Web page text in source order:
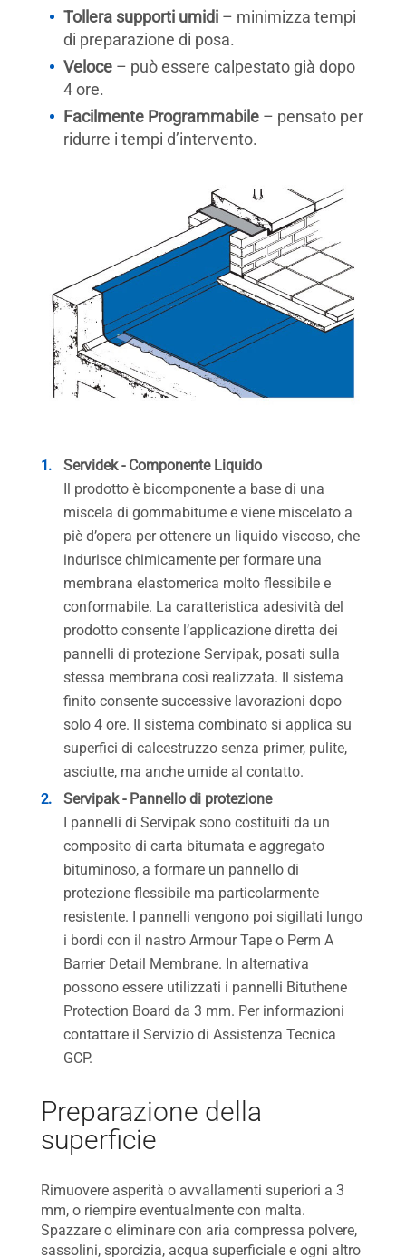
Tollera supporti umidi – minimizza tempi
di preparazione di posa.
Veloce – può essere calpestato già dopo
4 ore.
Facilmente Programmabile – pensato per
ridurre i tempi d’intervento.
Servidek - Componente Liquido
Il prodotto è bicomponente a base di una
miscela di gommabitume e viene miscelato a
piè d’opera per ottenere un liquido viscoso, che
indurisce chimicamente per formare una
membrana elastomerica molto flessibile e
conformabile. La caratteristica adesività del
prodotto consente l’applicazione diretta dei
pannelli di protezione Servipak, posati sulla
stessa membrana così realizzata. Il sistema
finito consente successive lavorazioni dopo
solo 4 ore. Il sistema combinato si applica su
superfici di calcestruzzo senza primer, pulite,
asciutte, ma anche umide al contatto.
Servipak - Pannello di protezione
I pannelli di Servipak sono costituiti da un
composito di carta bitumata e aggregato
bituminoso, a formare un pannello di
protezione flessibile ma particolarmente
resistente. I pannelli vengono poi sigillati lungo
i bordi con il nastro Armour Tape o Perm A
Barrier Detail Membrane. In alternativa
possono essere utilizzati i pannelli Bituthene
Protection Board da 3 mm. Per informazioni
contattare il Servizio di Assistenza Tecnica
GCP.
Preparazione della
superficie
Rimuovere asperità o avvallamenti superiori a 3
mm, o riempire eventualmente con malta.
Spazzare o eliminare con aria compressa polvere,
sassolini, sporcizia, acqua superficiale e ogni altro